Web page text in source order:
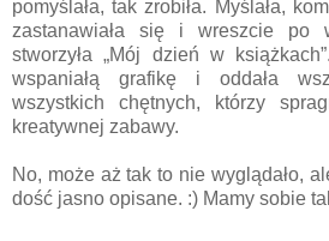
pomyślała, tak zrobiła. Myślała,
zastanawiała się i wreszcie po
stworzyła „Mój dzień w
wspaniałą grafikę i oddała
wszystkich chętnych, którzy
kreatywnej zabawy.
No, może aż tak to nie wyglądało,
dość jasno opisane. :) Mamy sobie